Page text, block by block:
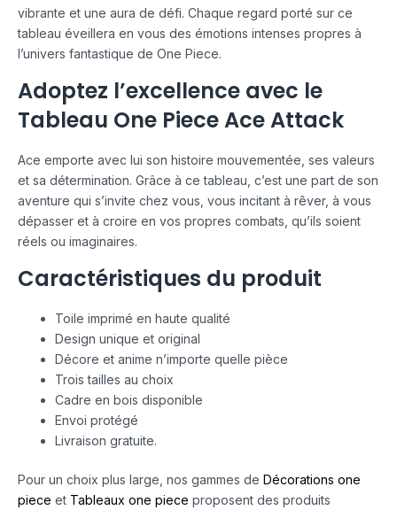
vibrante et une aura de défi. Chaque regard porté sur ce
tableau éveillera en vous des émotions intenses propres à
l’univers fantastique de One Piece.
Adoptez l’excellence avec le
Tableau One Piece Ace Attack
Ace emporte avec lui son histoire mouvementée, ses valeurs
et sa détermination. Grâce à ce tableau, c’est une part de son
aventure qui s’invite chez vous, vous incitant à rêver, à vous
dépasser et à croire en vos propres combats, qu’ils soient
réels ou imaginaires.
Caractéristiques du produit
Toile imprimé en haute qualité
Design unique et original
Décore et anime n’importe quelle pièce
Trois tailles au choix
Cadre en bois disponible
Envoi protégé
Livraison gratuite.
Pour un choix plus large, nos gammes de Décorations one
piece et Tableaux one piece proposent des produits